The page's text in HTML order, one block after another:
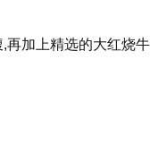
加上精选的大红烧